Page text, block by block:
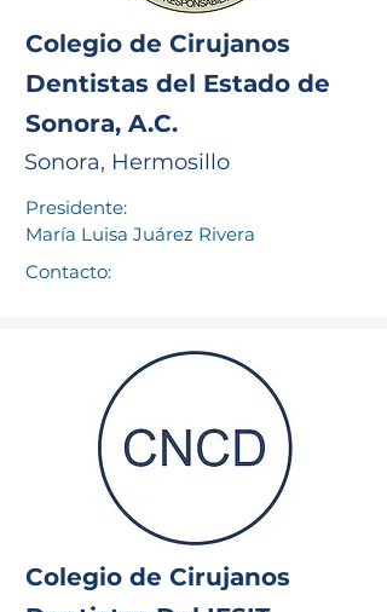
Colegio de Cirujanos
Dentistas del Estado de
Sonora, A.C.
Sonora, Hermosillo
Presidente:
María Luisa Juárez Rivera
Contacto:
Colegio de Cirujanos